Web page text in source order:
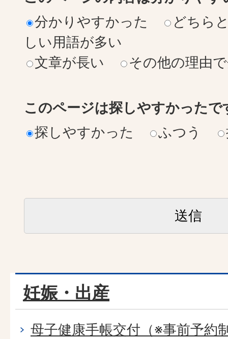
分かりやすかった
どちら
しい用語が多い
文章が長い
その他の理由
このページは探しやすかったで
探しやすかった
ふつう
妊娠・出産
母子健康手帳交付（※事前予約